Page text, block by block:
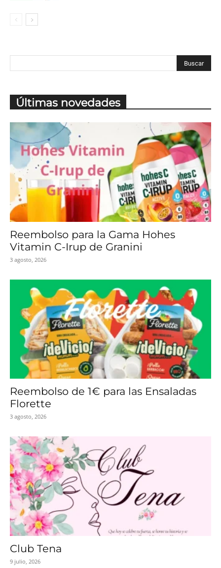
Últimas novedades
Reembolso para la Gama Hohes
Vitamin C-Irup de Granini
3 agosto, 2026
Reembolso de 1€ para las Ensaladas
Florette
3 agosto, 2026
Club Tena
9 julio, 2026